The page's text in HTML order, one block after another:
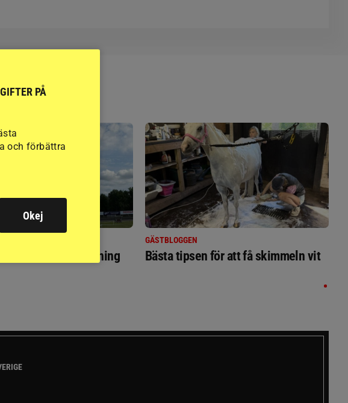
på helgens utställning
GÄSTBLOGGEN
Bästa tipsen för att få skimmeln vit
PÅ
och förbättra
Okej